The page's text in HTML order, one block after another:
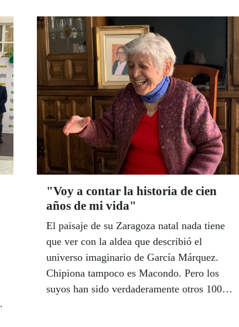
realiza conjuntamente con la Unión Mundial
de Ciegos (UMC). Por otra parte, el
municipio malagueño de Alhaurín de la
Torre ha dado un paso importante en
términos de accesibilidad al poner en marcha
18 semáforos acústicos para facilitar la
movilidad de las personas ciegas residentes
"Voy a contar la historia de cien
años de mi vida"
El paisaje de su Zaragoza natal nada tiene
que ver con la aldea que describió el
universo imaginario de García Márquez.
Chipiona tampoco es Macondo. Pero los
suyos han sido verdaderamente otros 100